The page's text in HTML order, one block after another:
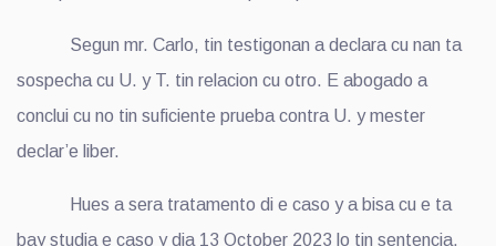
Segun mr. Carlo, tin testigonan a declara cu nan ta
sospecha cu U. y T. tin relacion cu otro. E abogado a
conclui cu no tin suficiente prueba contra U. y mester
declar’e liber.
Hues a sera tratamento di e caso y a bisa cu e ta
bay studia e caso y dia 13 October 2023 lo tin sentencia.